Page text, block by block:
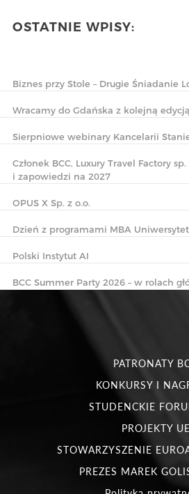
OSTATNIE WPISY:
Biznes przy Stole – Drugie Śniadanie
Wracamy do Gdańska z kolejną
Sierpniowe webinary Kancelarii
Członek BCC, Luxury Travel Factory
i zapowiedzi na 2027
OPUS X Sp. z o.o.
Dzień z programami MBA
Polski Instytut AI
BCC Summer Party 2026 – w rolach
PATRONATY
KONKURSY I
STUDENCKIE
PROJEKTY UE
STOWARZYSZENIE
PREZES MAREK